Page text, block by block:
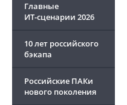
Главные
ИТ-сценарии 2026
10 лет российского
бэкапа
Российские ПАКи
нового поколения